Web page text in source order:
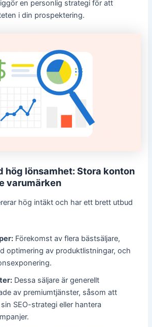
en personlig strategi för att
i din prospektering.
hög lönsamhet: Stora konton
varumärken
hög intäkt och har ett brett utbud
Förekomst av flera bästsäljare,
optimering av produktlistningar, och
Dessa säljare är generellt
av premiumtjänster, såsom att
SEO-strategi eller hantera